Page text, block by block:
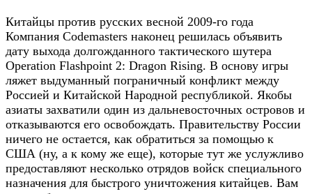
Китайцы против русских весной 2009-го года
Компания Codemasters наконец решилась объявить
дату выхода долгожданного тактического шутера
Operation Flashpoint 2: Dragon Rising. В основу игры
ляжет выдуманный пограничный конфликт между
Россией и Китайской Народной республикой. Якобы
азиаты захватили один из дальневосточных островов и
отказываются его освобождать. Правительству России
ничего не остается, как обратиться за помощью к
США (ну, а к кому же еще), которые тут же услужливо
предоставляют несколько отрядов войск специального
назначения для быстрого уничтожения китайцев. Вам